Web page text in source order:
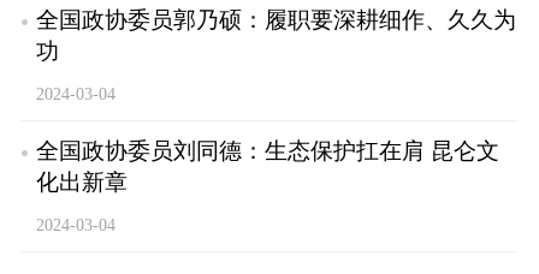
全国政协委员郭乃硕：履职要深耕细作、久久为
功
2024-03-04
全国政协委员刘同德：生态保护扛在肩 昆仑文
化出新章
2024-03-04